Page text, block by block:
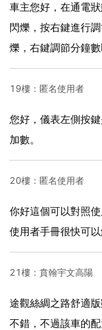
車主您好，在通電
閃爍，按右鍵進行
爍，右鍵調節分鐘數
19樓：匿名使用者
您好，儀表左側按
加數。
20樓：匿名使用者
你好這個可以對照
使用者手冊很快可以
21樓：賁翰宇文高陽
途觀絲綢之路舒適
不錯，不過該車的